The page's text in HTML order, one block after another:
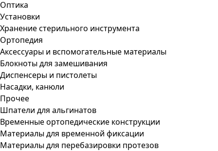
Оптика
Установки
Хранение стерильного инструмента
Ортопедия
Аксессуары и вспомогательные материалы
Блокноты для замешивания
Диспенсеры и пистолеты
Насадки, канюли
Прочее
Шпатели для альгинатов
Временные ортопедические конструкции
Материалы для временной фиксации
Материалы для перебазировки протезов